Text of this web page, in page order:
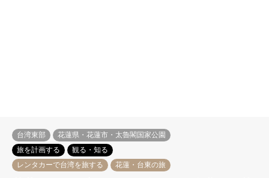
台湾東部
花蓮県・花蓮市・太魯閣国家公園
旅を計画する
観る・知る
レンタカーで台湾を旅する
花蓮・台東の旅